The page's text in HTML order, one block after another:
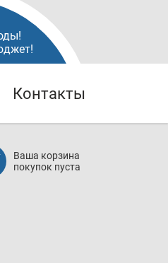
Контакты
Ваша корзина
покупок пуста